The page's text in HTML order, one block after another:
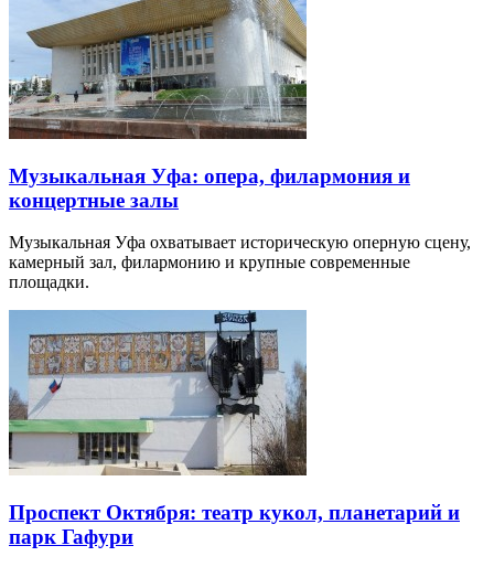
Музыкальная Уфа: опера, филармония и
концертные залы
Музыкальная Уфа охватывает историческую оперную сцену,
камерный зал, филармонию и крупные современные
площадки.
Проспект Октября: театр кукол, планетарий и
парк Гафури